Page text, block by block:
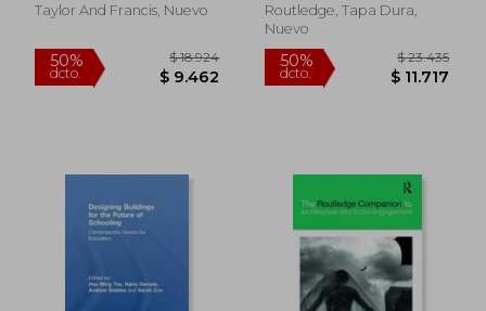
50%
dcto.
50%
dcto.
Taylor And Francis, Nuevo
Routledge, Tapa Dura,
Nuevo